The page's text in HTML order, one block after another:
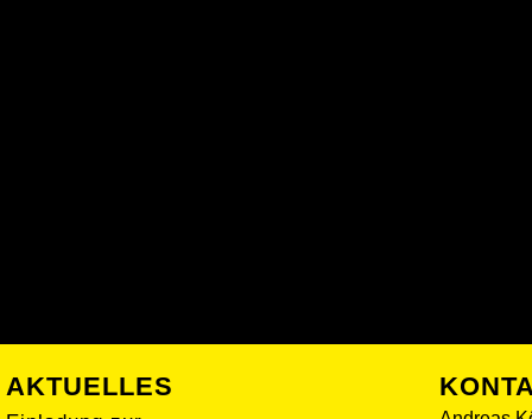
AKTUELLES